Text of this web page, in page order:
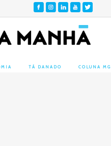
TÁ DANADO COLUNA MG